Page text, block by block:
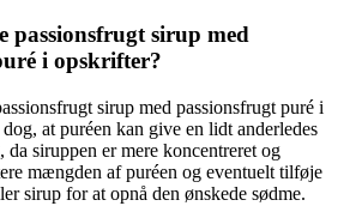
passionsfrugt sirup med
i opskrifter?
sirup med passionsfrugt puré i
at puréen kan give en lidt anderledes
da siruppen er mere koncentreret og
mængden af puréen og eventuelt tilføje
sirup for at opnå den ønskede sødme.